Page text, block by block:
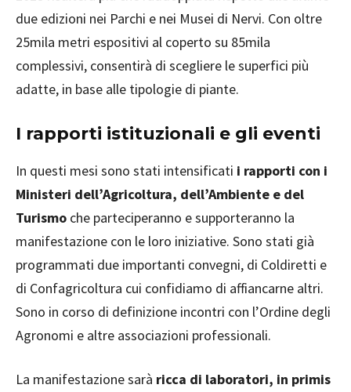
due edizioni nei Parchi e nei Musei di Nervi. Con oltre
25mila metri espositivi al coperto su 85mila
complessivi, consentirà di scegliere le superfici più
adatte, in base alle tipologie di piante.
I rapporti istituzionali e gli eventi
In questi mesi sono stati intensificati i rapporti con i
Ministeri dell’Agricoltura, dell’Ambiente e del
Turismo che parteciperanno e supporteranno la
manifestazione con le loro iniziative. Sono stati già
programmati due importanti convegni, di Coldiretti e
di Confagricoltura cui confidiamo di affiancarne altri.
Sono in corso di definizione incontri con l’Ordine degli
Agronomi e altre associazioni professionali.
La manifestazione sarà ricca di laboratori, in primis